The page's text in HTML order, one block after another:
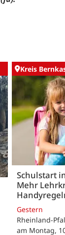
Kreis
Schulstart
Mehr
Gestern
Rheinland-
am Montag,